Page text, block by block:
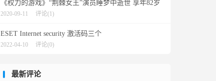
《权力的游戏》“荆棘女王”演员睡梦中逝世 享年82岁
2020-09-11 评论(1)
ESET Internet security 激活码三个
2022-04-10 评论(0)
最新评论